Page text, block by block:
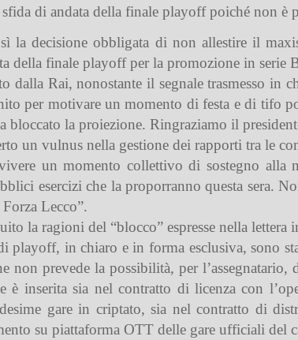
sfida di andata della finale playoff poiché non
la decisione obbligata di non allestire il
della finale playoff per la promozione in serie
dalla Rai, nonostante il segnale trasmesso in
per motivare un momento di festa e di tifo
bloccato la proiezione. Ringraziamo il
un vulnus nella gestione dei rapporti tra le
un momento collettivo di sostegno
esercizi che la proporranno questa sera.
Lecco”.
la ragioni del “blocco” espresse nella lettera
in chiaro e in forma esclusiva, sono
non prevede la possibilità, per
è inserita sia nel contratto di licenza con
gare in criptato, sia nel contratto di
su piattaforma OTT delle gare ufficiali del